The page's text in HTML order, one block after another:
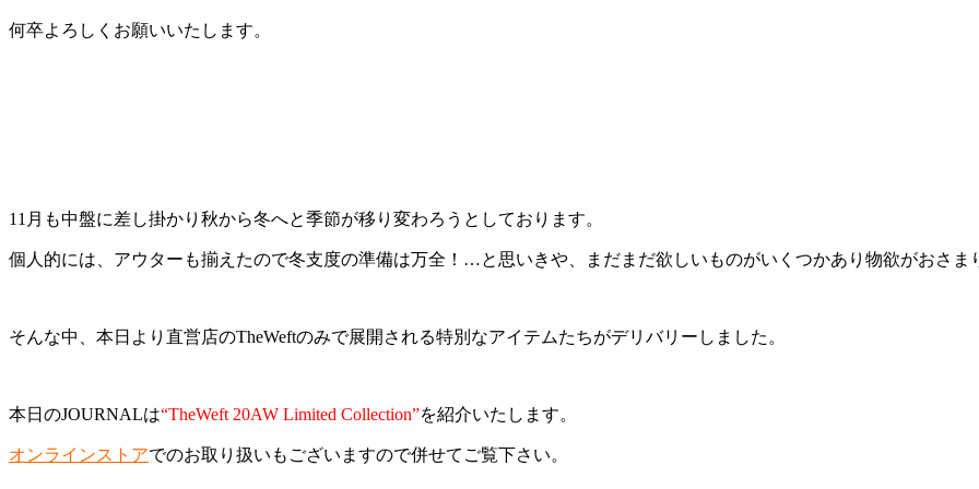
何卒よろしくお願いいたします。
11月も中盤に差し掛かり秋から冬へと季節が移り変わろうとしております。
個人的には、アウターも揃えたので冬支度の準備は万全！…と思いきや、まだまだ欲しいものがいくつかあり物欲がおさま
そんな中、本日より直営店のTheWeftのみで展開される特別なアイテムたちがデリバリーしました。
本日のJOURNALは“TheWeft 20AW Limited Collection”を紹介いたします。
オンラインストアでのお取り扱いもございますので併せてご覧下さい。